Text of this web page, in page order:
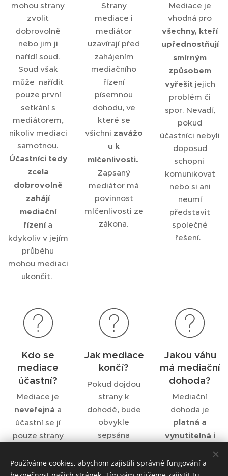
mohou strany
zvolit
dobrovolně
nebo jim ji
nařídí soud.
Soud však
může nařídit
pouze první
setkání s
mediátorem,
nikoliv mediaci
samotnou.
Účastníci tedy
zcela
dobrovolně
zahájí
mediační
řízenía
kdykoliv v jejím
průběhu
mohou mediaci
ukončit.
Strany
mediace i
mediátor
uzavírají před
zahájením
mediačního
řízení
písemnou
dohodu, ve
které se
všichni zavážo
u k
mlčenlivosti.
Zapsaný
mediátor má
povinnost
mlčenlivosti ze
zákona.
Mediace je
vhodná pro
všechny, kteří
upřednostňují
smírným
způsobem
vyřešit jejich
problém či
spor. Nevadí,
pokud
účastníci nebyli
doposud
schopni
komunikovat
nebo si ani
neumí
představit
společné
řešení.
Kdo se
mediace
účastní?
Mediace je
neveřejná a
účastní se jí
pouze strany
jejich právní
zástupci.
Jak mediace
končí?
Pokud dojdou
strany k
dohodě, bude
obvykle
sepsána
dohoda.
Jakou váhu
má mediační
dohoda?
Mediační
dohoda je
platná a
vynutitelná i
Používáme cookies, abychom zajistili správné fungování a